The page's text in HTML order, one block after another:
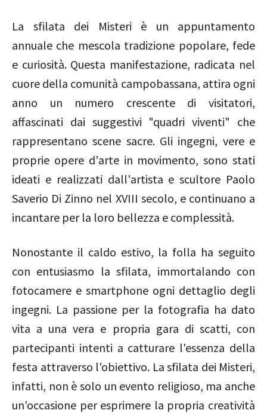
La sfilata dei Misteri è un appuntamento
annuale che mescola tradizione popolare, fede
e curiosità. Questa manifestazione, radicata nel
cuore della comunità campobassana, attira ogni
anno un numero crescente di visitatori,
affascinati dai suggestivi "quadri viventi" che
rappresentano scene sacre. Gli ingegni, vere e
proprie opere d'arte in movimento, sono stati
ideati e realizzati dall'artista e scultore Paolo
Saverio Di Zinno nel XVIII secolo, e continuano a
incantare per la loro bellezza e complessità.
Nonostante il caldo estivo, la folla ha seguito
con entusiasmo la sfilata, immortalando con
fotocamere e smartphone ogni dettaglio degli
ingegni. La passione per la fotografia ha dato
vita a una vera e propria gara di scatti, con
partecipanti intenti a catturare l'essenza della
festa attraverso l'obiettivo. La sfilata dei Misteri,
infatti, non è solo un evento religioso, ma anche
un'occasione per esprimere la propria creatività